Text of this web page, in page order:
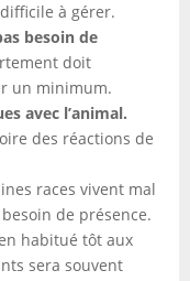
à gérer.
besoin de
doit
un minimum.
avec l’animal.
des réactions de
races vivent mal
de présence.
habitué tôt aux
sera souvent